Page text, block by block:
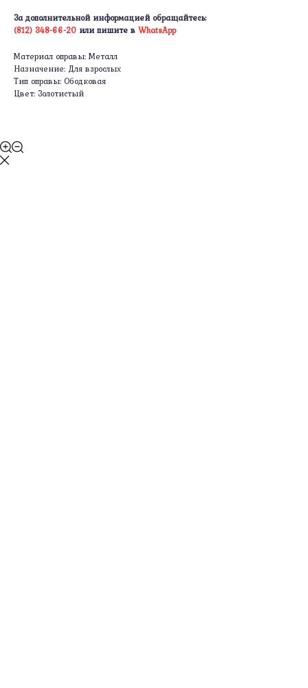
За дополнительной информацией обращайтесь:
(812) 348-66-20 или пишите в WhatsApp
Материал оправы: Металл
Назначение: Для взрослых
Тип оправы: Ободковая
Цвет: Золотистый